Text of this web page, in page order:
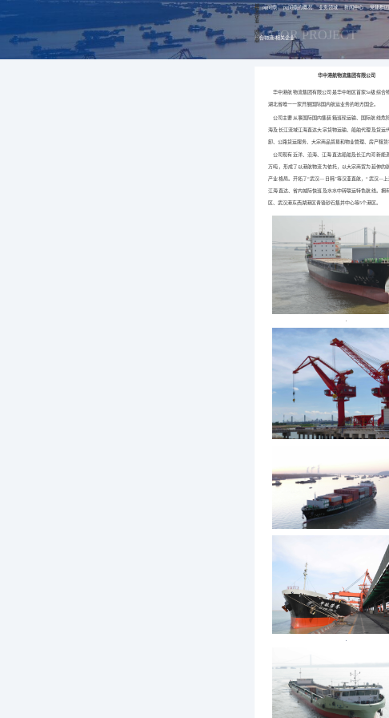
相
关
企
业
-
pg
问
鼎
pg问鼎 pg问鼎的概况 业务领域 新闻中心 党建群团
MAJOR PROJECT
综合物流-相关企业
华中港航物流集团有限公司
华中港航物流集团有限公司是华中地区首家5a级综合
湖北省唯一一家开展国际国内航运业务的地方国企。
公司主要从事国际国内集装箱班轮运输、国际航线危
海及长江流域江海直达大宗货物运输、船舶代理及货运
卸、公路货运服务、大宗商品贸易和物业管理、房产租赁
公司现有近洋、沿海、江海直达船舶及长江内河新能
万吨，形成了以港航物流为依托，以大宗商贸为延伸的
产业格局。开拓了“武汉—日韩”等汉亚直航，“武汉—上
江海直达、省内城际快班及水水中转联运特色航线。拥
区、武汉港东西湖港区青锋砂石集并中心等5个港区。